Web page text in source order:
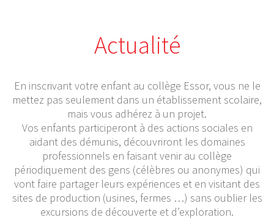
Actualité
En inscrivant votre enfant au collège Essor, vous ne le
mettez pas seulement dans un établissement scolaire,
mais vous adhérez à un projet.
Vos enfants participeront à des actions sociales en
aidant des démunis, découvriront les domaines
professionnels en faisant venir au collège
périodiquement des gens (célèbres ou anonymes) qui
vont faire partager leurs expériences et en visitant des
sites de production (usines, fermes …) sans oublier les
excursions de découverte et d’exploration.